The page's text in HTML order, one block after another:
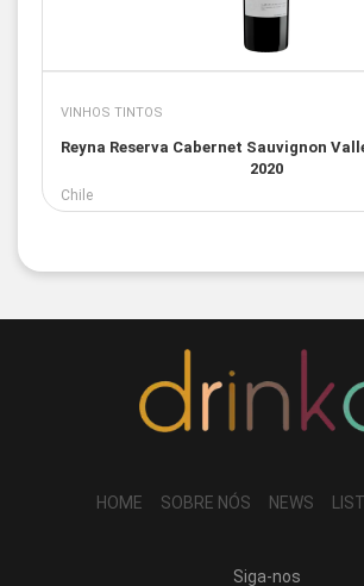
VINHOS TINTOS
Reyna Reserva Cabernet Sauvignon
2020
Chile
HOME SOBRE NÓS NEWS
Siga-nos